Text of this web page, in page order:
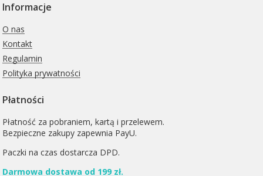
Informacje
O nas
Kontakt
Regulamin
Polityka prywatności
Płatności
Płatność za pobraniem, kartą i przelewem.
Bezpieczne zakupy zapewnia PayU.
Paczki na czas dostarcza DPD.
Darmowa dostawa od 199 zł.